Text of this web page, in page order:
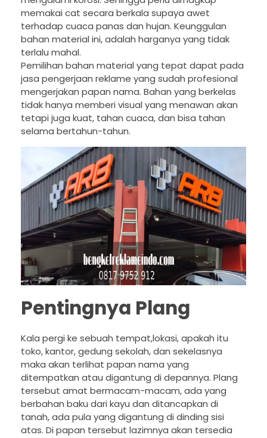
memakai cat secara berkala supaya awet
terhadap cuaca panas dan hujan. Keunggulan
bahan material ini, adalah harganya yang tidak
terlalu mahal.
Pemilihan bahan material yang tepat dapat pada
jasa pengerjaan reklame yang sudah profesional
mengerjakan papan nama. Bahan yang berkelas
tidak hanya memberi visual yang menawan akan
tetapi juga kuat, tahan cuaca, dan bisa tahan
selama bertahun-tahun.
Pentingnya Plang
Kala pergi ke sebuah tempat,lokasi, apakah itu
toko, kantor, gedung sekolah, dan sekelasnya
maka akan terlihat papan nama yang
ditempatkan atau digantung di depannya. Plang
tersebut amat bermacam-macam, ada yang
berbahan baku dari kayu dan ditancapkan di
tanah, ada pula yang digantung di dinding sisi
atas. Di papan tersebut lazimnya akan tersedia